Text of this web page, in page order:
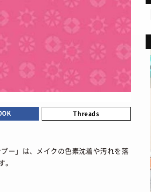
マ
・ボディ
お問い合わせ
Threads
ー」は、メイクの色素沈着や汚れを落